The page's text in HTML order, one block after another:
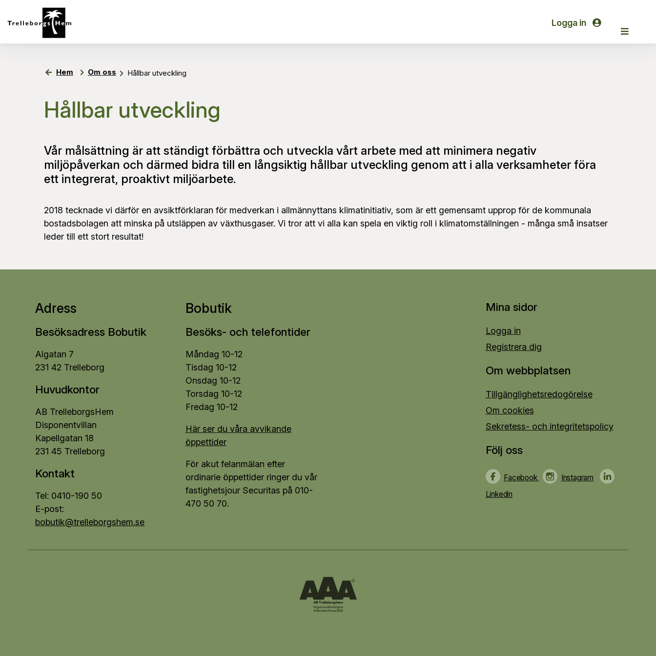
Logga in
Hem Om oss Hållbar utveckling
Hållbar utveckling
Vår målsättning är att ständigt förbättra och utveckla vårt arbete med att minimera negativ
miljöpåverkan och därmed bidra till en långsiktig hållbar utveckling genom att i alla verksamheter föra
ett integrerat, proaktivt miljöarbete.
2018 tecknade vi därför en avsiktförklaran för medverkan i allmännyttans klimatinitiativ, som är ett gemensamt upprop för de kommunala
bostadsbolagen att minska på utsläppen av växthusgaser. Vi tror att vi alla kan spela en viktig roll i klimatomställningen - många små insatser
leder till ett stort resultat!
Adress
Besöksadress Bobutik
Algatan 7
231 42 Trelleborg
Huvudkontor
AB TrelleborgsHem
Disponentvillan
Kapellgatan 18
231 45 Trelleborg
Kontakt
Tel: 0410-190 50
E-post:
bobutik@trelleborgshem.se
Bobutik
Besöks- och telefontider
Måndag 10-12
Tisdag 10-12
Onsdag 10-12
Torsdag 10-12
Fredag 10-12
Här ser du våra avvikande
öppettider
För akut felanmälan efter
ordinarie öppettider ringer du vår
fastighetsjour Securitas på 010-
470 50 70.
Mina sidor
Logga in
Registrera dig
Om webbplatsen
Tillgänglighetsredogörelse
Om cookies
Sekretess- och integritetspolicy
Följ oss
Facebook
Instagram
Linkedin